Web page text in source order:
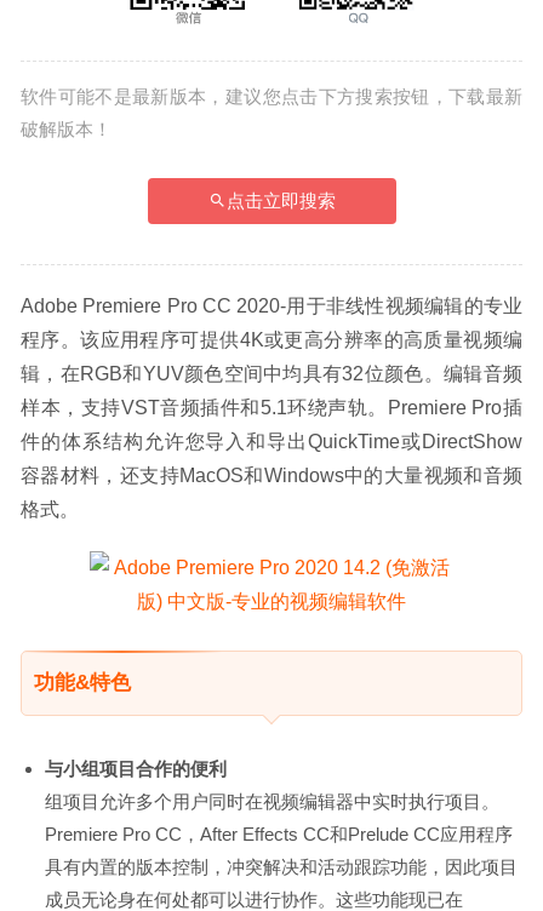
软件可能不是最新版本，建议您点击下方搜索按钮，下载最新
破解版本！
点击立即搜索
Adobe Premiere Pro CC 2020-用于非线性视频编辑的专业
程序。该应用程序可提供4K或更高分辨率的高质量视频编
辑，在RGB和YUV颜色空间中均具有32位颜色。编辑音频
样本，支持VST音频插件和5.1环绕声轨。Premiere Pro插
件的体系结构允许您导入和导出QuickTime或DirectShow
容器材料，还支持MacOS和Windows中的大量视频和音频
格式。
功能&特色
与小组项目合作的便利
组项目允许多个用户同时在视频编辑器中实时执行项目。
Premiere Pro CC，After Effects CC和Prelude CC应用程序
具有内置的版本控制，冲突解决和活动跟踪功能，因此项目
成员无论身在何处都可以进行协作。这些功能现已在